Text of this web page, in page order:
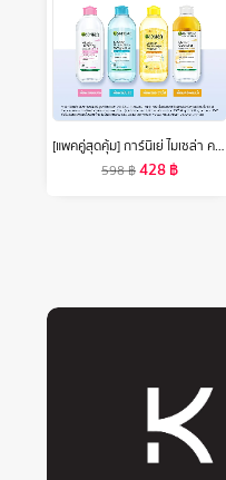
[แพคคู่สุดคุ้ม] การ์นิเย่ ไมเซล่า คลีนซิ่ง วอเตอร์ วิตามินซี 400มลx2 GARNIER MICELLAR CLEANSING WATER VITAMIN C 400MLx2
598฿428฿